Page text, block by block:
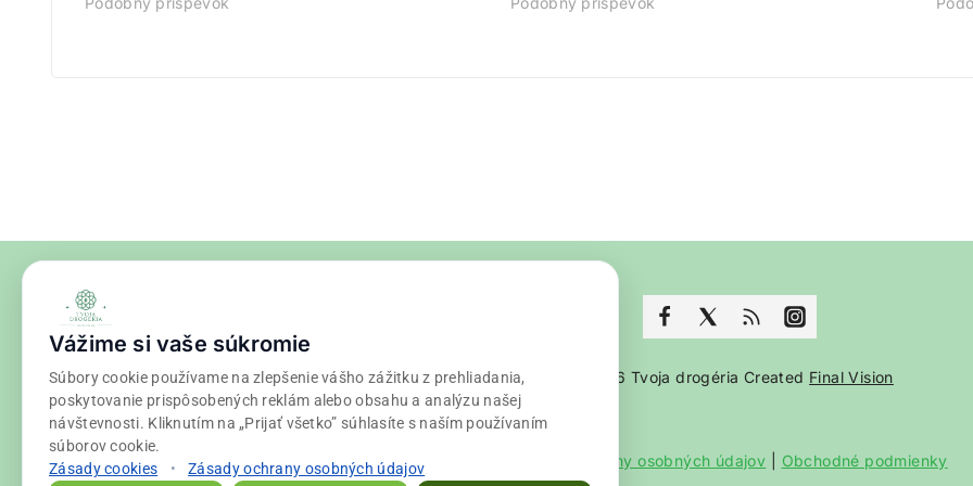
© 2026 Tvoja drogéria Created Final Vision
Zásady ochrany osobných údajov Obchodné podmienky
Vážime si vaše súkromie
Súbory cookie používame na zlepšenie vášho zážitku z prehliadania,
poskytovanie prispôsobených reklám alebo obsahu a analýzu našej
návštevnosti. Kliknutím na „Prijať všetko” súhlasíte s naším používaním
súborov cookie.
Zásady cookies
• Zásady ochrany osobných údajov